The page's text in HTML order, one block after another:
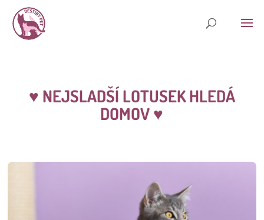
♥ NEJSLADŠÍ LOTUSEK HLEDÁ
DOMOV♥